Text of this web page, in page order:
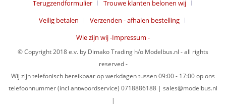
Terugzendformulier
Trouwe klanten belonen wij
Veilig betalen
Verzenden - afhalen bestelling
Wie zijn wij -Impressum -
© Copyright 2018 e.v. by Dimako Trading h/o Modelbus.nl - all rights
reserved -
Wij zijn telefonisch bereikbaar op werkdagen tussen 09:00 - 17:00 op ons
telefoonnummer (incl antwoordservice) 0718886188 | sales@modelbus.nl
|